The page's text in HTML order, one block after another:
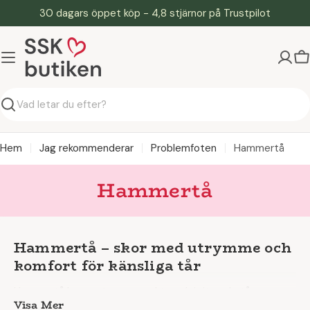
till
innehåll
30 dagars öppet köp - 4,8 stjärnor på Trustpilot
Söka
Hem Jag rekommenderar Problemfoten Hammertå
Hammertå
Hammertå – skor med utrymme och
komfort för känsliga tår
Visa Mer